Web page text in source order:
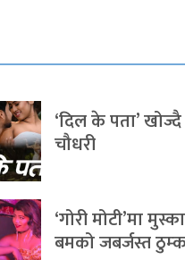
‘दिल के पता’
चौधरी
‘गोरी मोटी’मा
बमको जबर्जस्त